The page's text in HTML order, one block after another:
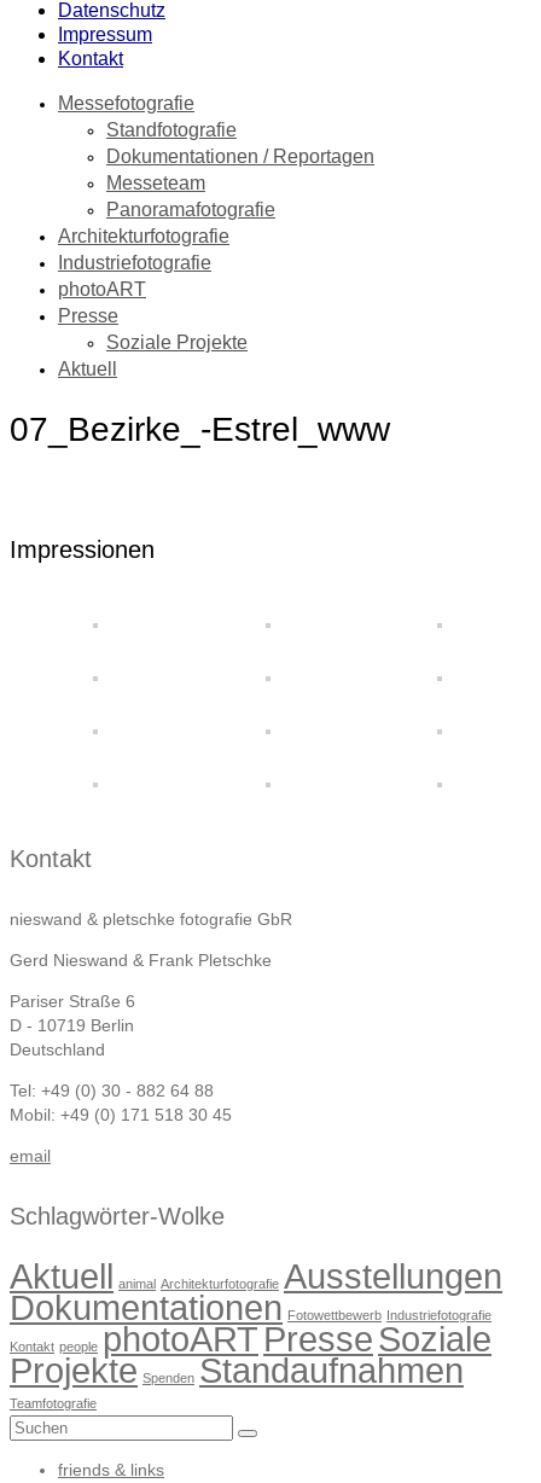
Datenschutz
Impressum
Kontakt
Messefotografie
Standfotografie
Dokumentationen / Reportagen
Messeteam
Panoramafotografie
Architekturfotografie
Industriefotografie
photoART
Presse
Soziale Projekte
Aktuell
07_Bezirke_-Estrel_www
Impressionen
Kontakt
nieswand & pletschke fotografie GbR
Gerd Nieswand & Frank Pletschke
Pariser Straße 6
D - 10719 Berlin
Deutschland
Tel: +49 (0) 30 - 882 64 88
Mobil: +49 (0) 171 518 30 45
email
Schlagwörter-Wolke
Aktuell animal Architekturfotografie Ausstellungen
Dokumentationen Fotowettbewerb Industriefotografie
Kontakt people photoARTPresseSoziale
Projekte Spenden Standaufnahmen
Teamfotografie
Suchen
friends & links